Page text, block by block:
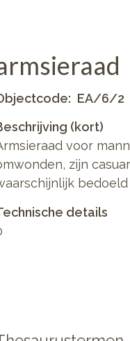
EA/6/2
(kort)
voor
zijn
details